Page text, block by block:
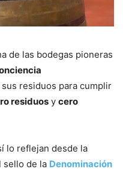
de las bodegas pioneras
residuos para cumplir
residuos y cero
lo reflejan desde la
sello de la Denominación